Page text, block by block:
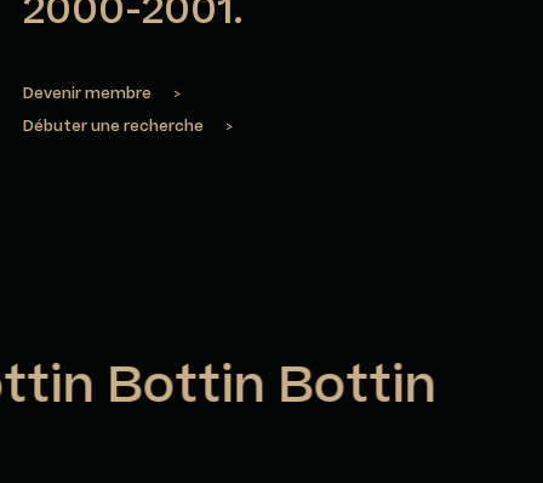
Devenir membre
>
Débuter une recherche
>
Bottin Bottin